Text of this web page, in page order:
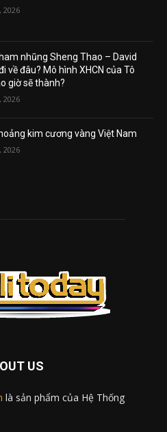
2026
nhũng Sheng Thao – David
về đâu? Mô hình XHCN của Tô
giờ sẽ thành?
2026
kim cương vàng Việt Nam
2026
US
là sản phẩm của Hệ Thống